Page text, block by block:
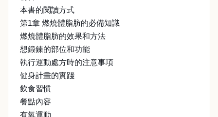
本書的閱讀方式
第1章 燃燒體脂肪的必備知識
燃燒體脂肪的效果和方法
想鍛鍊的部位和功能
執行運動處方時的注意事項
健身計畫的實踐
飲食習慣
餐點內容
有氧運動